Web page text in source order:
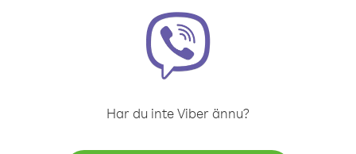
Har du inte Viber ännu?